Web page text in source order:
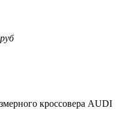
руб
кроссовера AUDI